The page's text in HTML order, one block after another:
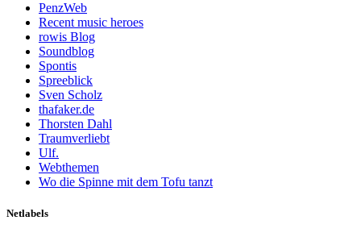
PenzWeb
Recent music heroes
rowis Blog
Soundblog
Spontis
Spreeblick
Sven Scholz
thafaker.de
Thorsten Dahl
Traumverliebt
Ulf.
Webthemen
Wo die Spinne mit dem Tofu tanzt
Netlabels